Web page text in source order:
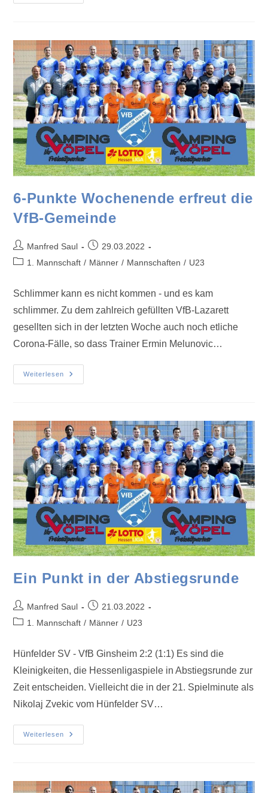
6-Punkte Wochenende erfreut die
VfB-Gemeinde
Manfred Saul
29.03.2022
1. Mannschaft / Männer / Mannschaften / U23
Schlimmer kann es nicht kommen - und es kam
schlimmer. Zu dem zahlreich gefüllten VfB-Lazarett
gesellten sich in der letzten Woche auch noch etliche
Corona-Fälle, so dass Trainer Ermin Melunovic…
Weiterlesen
Ein Punkt in der Abstiegsrunde
Manfred Saul
21.03.2022
1. Mannschaft / Männer / U23
Hünfelder SV - VfB Ginsheim 2:2 (1:1) Es sind die
Kleinigkeiten, die Hessenligaspiele in Abstiegsrunde zur
Zeit entscheiden. Vielleicht die in der 21. Spielminute als
Nikolaj Zvekic vom Hünfelder SV…
Weiterlesen